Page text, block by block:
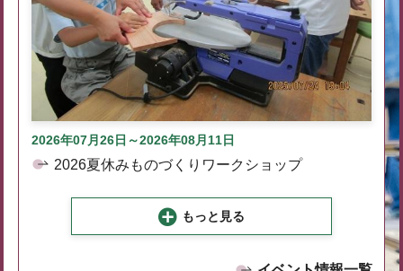
2026年07月26日～2026年08月11日
2026夏休みものづくりワークショップ
もっと見る